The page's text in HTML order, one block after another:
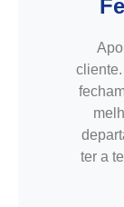
ter a